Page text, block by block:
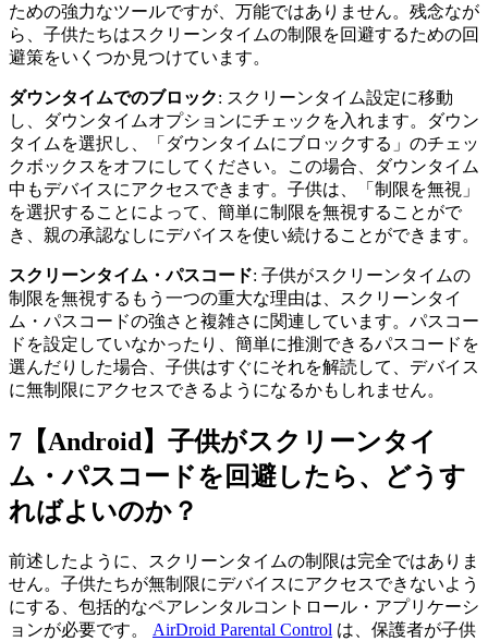
ための強力なツールですが、万能ではありません。残念なが
ら、子供たちはスクリーンタイムの制限を回避するための回
避策をいくつか見つけています。
ダウンタイムでのブロック: スクリーンタイム設定に移動
し、ダウンタイムオプションにチェックを入れます。ダウン
タイムを選択し、「ダウンタイムにブロックする」のチェッ
クボックスをオフにしてください。この場合、ダウンタイム
中もデバイスにアクセスできます。子供は、「制限を無視」
を選択することによって、簡単に制限を無視することがで
き、親の承認なしにデバイスを使い続けることができます。
スクリーンタイム・パスコード: 子供がスクリーンタイムの
制限を無視するもう一つの重大な理由は、スクリーンタイ
ム・パスコードの強さと複雑さに関連しています。パスコー
ドを設定していなかったり、簡単に推測できるパスコードを
選んだりした場合、子供はすぐにそれを解読して、デバイス
に無制限にアクセスできるようになるかもしれません。
7 【Android】子供がスクリーンタイ
ム・パスコードを回避したら、どうす
ればよいのか？
前述したように、スクリーンタイムの制限は完全ではありま
せん。子供たちが無制限にデバイスにアクセスできないよう
にする、包括的なペアレンタルコントロール・アプリケーシ
ョンが必要です。 AirDroid Parental Control は、保護者が子供